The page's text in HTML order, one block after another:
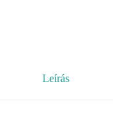
Leírás